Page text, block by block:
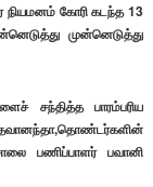
கோரி கடந்த 13
முன்னெடுத்து
சந்தித்த பாரம்பரிய
பணிப்பாளர் பவானி